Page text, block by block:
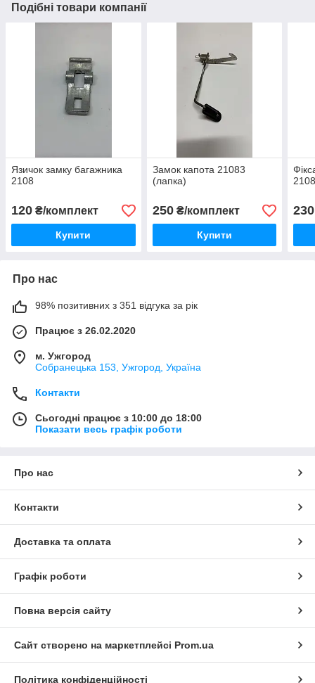
Подібні товари компанії
Язичок замку багажника
2108
120 ₴/комплект
Купити
Замок капота 21083
(лапка)
250₴/комплект
Купити
230
Про нас
98% позитивних з 351 відгука за рік
Працює з 26.02.2020
м. Ужгород
Собранецька 153, Ужгород, Україна
Контакти
Сьогодні працює з 10:00 до 18:00
Показати весь графік роботи
Про нас
Контакти
Доставка та оплата
Графік роботи
Повна версія сайту
Сайт створено на маркетплейсі Prom.ua
Політика конфіденційності